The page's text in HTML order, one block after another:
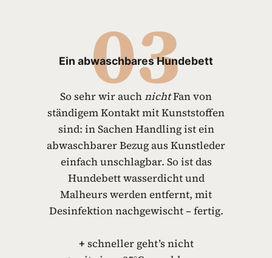
03
Ein abwaschbares Hundebett
So sehr wir auchnichtFan von
ständigem Kontakt mit Kunststoffen
sind: in Sachen Handling ist ein
abwaschbarer Bezug aus Kunstleder
einfach unschlagbar. So ist das
Hundebett wasserdicht und
Malheurs werden entfernt, mit
Desinfektion nachgewischt – fertig.
+ schneller geht’s nicht